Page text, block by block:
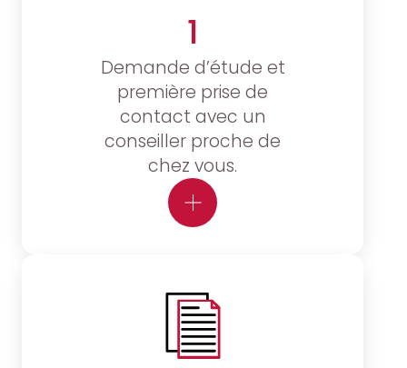
1
Demande d’étude et
première prise de
contact avec un
conseiller proche de
chez vous.